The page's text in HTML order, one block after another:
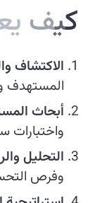
كيف ي
الاكتشاف
المستهدف
أبحاث
واختبارات
التحليل
وفرص